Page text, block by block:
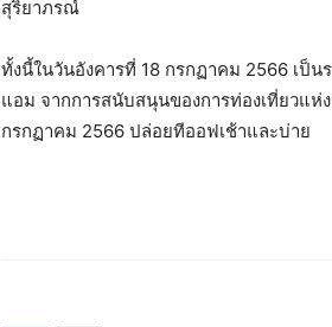
สุริยาภรณ์
ทั้งนี้ในวันอังคารที่ 18 กรกฏาคม 2566 เป็
แอม จากการสนับสนุนของการท่องเที่ยวแ
กรกฏาคม 2566 ปล่อยทีออฟเช้าและบ่าย